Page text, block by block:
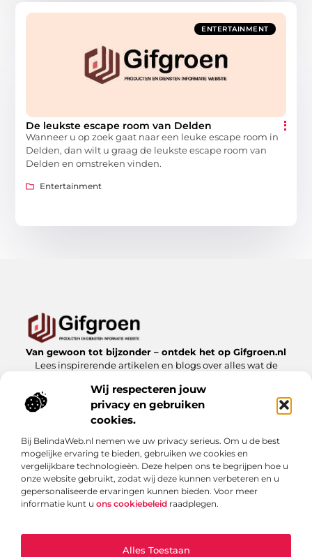
Wij respecteren jouw
privacy en gebruiken
cookies.
Bij BelindaWeb.nl nemen we uw privacy serieus. Om u de best
mogelijke ervaring te bieden, gebruiken we cookies en
vergelijkbare technologieën. Deze helpen ons te begrijpen hoe u
onze website gebruikt, zodat wij deze kunnen verbeteren en u
gepersonaliseerde ervaringen kunnen bieden. Voor meer
informatie kunt u ons cookiebeleid raadplegen.
Alles Toestaan
ENTERTAINMENT
De leukste escape room van Delden
Wanneer u op zoek gaat naar een leuke escape room in
Delden, dan wilt u graag de leukste escape room van
Delden en omstreken vinden.
Entertainment
Van gewoon tot bijzonder – ontdek het op Gifgroen.nl
Lees inspirerende artikelen en blogs over alles wat de
Bericht categorie
Onze informatie